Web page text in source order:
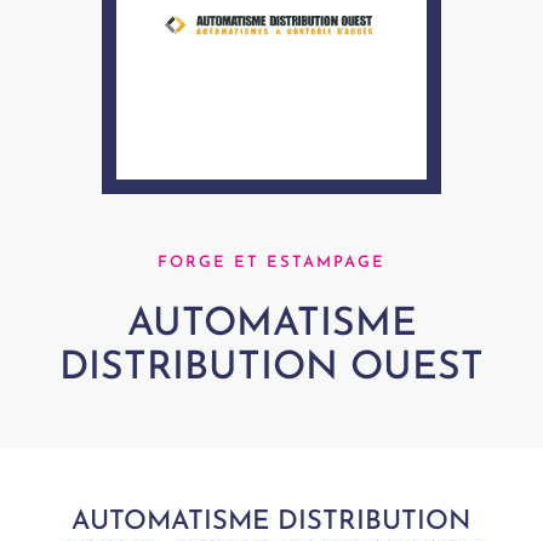
FORGE ET ESTAMPAGE
AUTOMATISME
DISTRIBUTION OUEST
AUTOMATISME DISTRIBUTION